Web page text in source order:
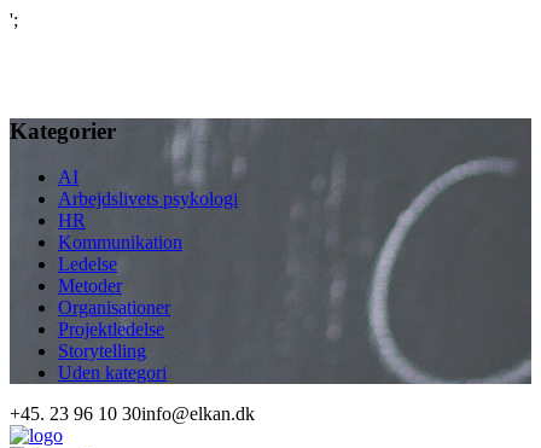
';
Kategorier
AI
Arbejdslivets psykologi
HR
Kommunikation
Ledelse
Metoder
Organisationer
Projektledelse
Storytelling
Uden kategori
+45. 23 96 10 30info@elkan.dk